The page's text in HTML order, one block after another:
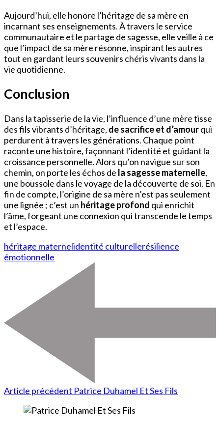
Aujourd’hui, elle honore l’héritage de sa mère en
incarnant ses enseignements. À travers le service
communautaire et le partage de sagesse, elle veille à ce
que l’impact de sa mère résonne, inspirant les autres
tout en gardant leurs souvenirs chéris vivants dans la
vie quotidienne.
Conclusion
Dans la tapisserie de la vie, l’influence d’une mère tisse
des fils vibrants d’héritage, de sacrifice et d’amourqui
perdurent à travers les générations. Chaque point
raconte une histoire, façonnant l’identité et guidant la
croissance personnelle. Alors qu’on navigue sur son
chemin, on porte les échos de la sagesse maternelle,
une boussole dans le voyage de la découverte de soi. En
fin de compte, l’origine de sa mère n’est pas seulement
une lignée ; c’est un héritage profond qui enrichit
l’âme, forgeant une connexion qui transcende le temps
et l’espace.
héritage maternelidentité culturellerésilience
émotionnelle
Article précédent Patrice Duhamel Et Ses Fils